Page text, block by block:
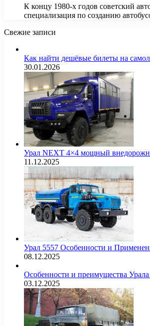
К концу 1980-х годов советский
специализация по созданию
Свежие записи
Как найти дешёвые билеты на
30.01.2026
Урал NEXT 4×4 мощный
11.12.2025
Урал 5557 Особенности и
08.12.2025
Особенности и преимущества Урала
03.12.2025